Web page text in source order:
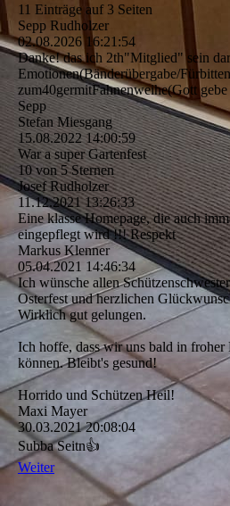
11 Einträge auf 3 Seiten
Sepp Rudholzer
02.08.2026 16:21:54
Danke! das ich 2th"Mitglied" sein
Emotionen(­Bä­nderü­bergabe/­
zum40germitFahnenweihe(­Gott
Sepp
Stefan Miesgang
15.08.2022 14:00:59
War a super Gartenfest
10 von 5 Sternen
Josef Rudholzer
11.12.2021 13:26:33
Eine klasse Homepage, die auch
eingepflegt wird !!! Respekt
Markus Klenner
05.04.2021 14:46:34
Ich wünsche allen
Osterfest und herzlichen
Wirklich gut gelungen.
Ich hoffe, dass wir uns bald in froher
können. Bleibt's gesund!
Horrido und Schützen Heil!
Maxi Mayer
30.03.2021 20:08:04
Subba Seitn👍
Weiter